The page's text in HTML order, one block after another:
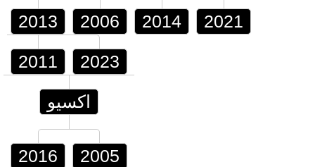
2013 2006 2014 2021
2011 2023
اكسيو
2016 2005